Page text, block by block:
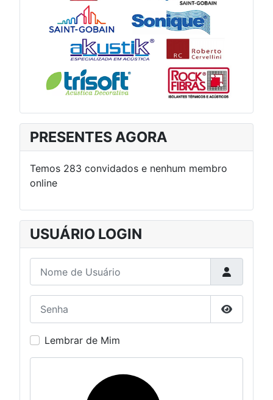
PRESENTES AGORA
Temos 283 convidados e nenhum membro
online
USUÁRIO LOGIN
Nome de Usuário
Mostrar
Lembrar de Mim